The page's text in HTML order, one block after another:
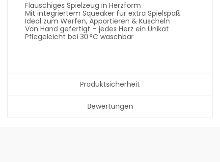
Flauschiges Spielzeug in Herzform
Mit integriertem Squeaker für extra Spielspaß
Ideal zum Werfen, Apportieren & Kuscheln
Von Hand gefertigt – jedes Herz ein Unikat
Pflegeleicht bei 30 °C waschbar
Produktsicherheit
Bewertungen